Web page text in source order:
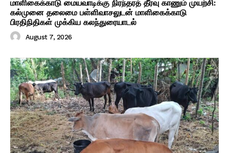
மாளிகைக்காடு மையவாடிக்கு நிரந்தரத் தீர்வு காணும் முயற்சி:
கல்முனை தலைமை பள்ளிவாசலுடன் மாளிகைக்காடு
பிரதிநிதிகள் முக்கிய கலந்துரையாடல்
August 7, 2026